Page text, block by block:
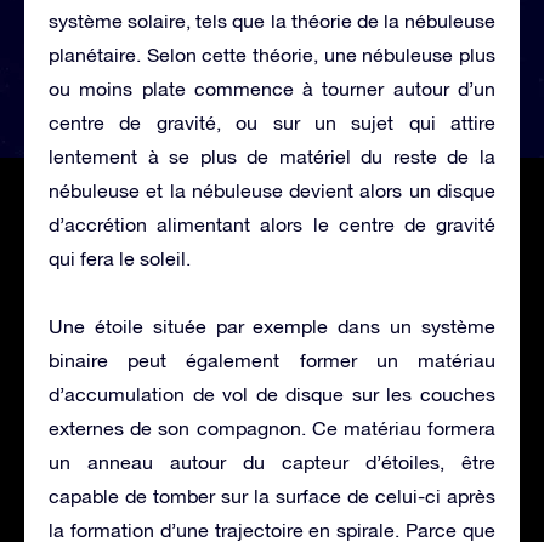
système solaire, tels que la théorie de la nébuleuse
planétaire. Selon cette théorie, une nébuleuse plus
ou moins plate commence à tourner autour d’un
centre de gravité, ou sur un sujet qui attire
lentement à se plus de matériel du reste de la
nébuleuse et la nébuleuse devient alors un disque
d’accrétion alimentant alors le centre de gravité
qui fera le soleil.
Une étoile située par exemple dans un système
binaire peut également former un matériau
d’accumulation de vol de disque sur les couches
externes de son compagnon. Ce matériau formera
un anneau autour du capteur d’étoiles, être
capable de tomber sur la surface de celui-ci après
la formation d’une trajectoire en spirale. Parce que